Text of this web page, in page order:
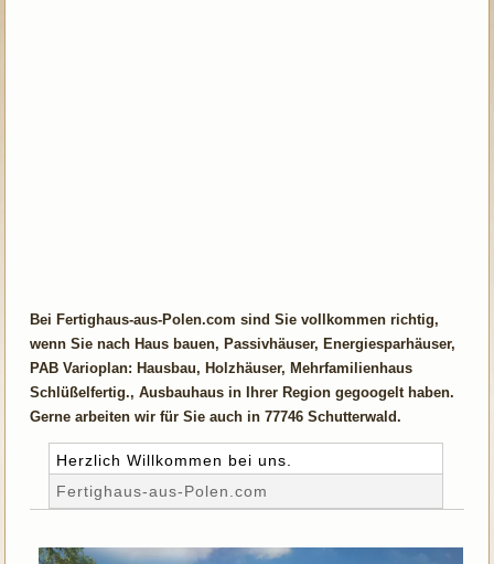
Bei Fertighaus-aus-Polen.com sind Sie vollkommen richtig,
wenn Sie nach Haus bauen, Passivhäuser, Energiesparhäuser,
PAB Varioplan: Hausbau, Holzhäuser, Mehrfamilienhaus
Schlüßelfertig., Ausbauhaus in Ihrer Region gegoogelt haben.
Gerne arbeiten wir für Sie auch in 77746 Schutterwald.
Herzlich Willkommen bei uns.
Fertighaus-aus-Polen.com